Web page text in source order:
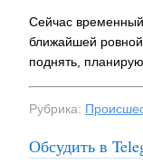
Сейчас
ближайшей
поднять,
Рубрика:
Обсудить в